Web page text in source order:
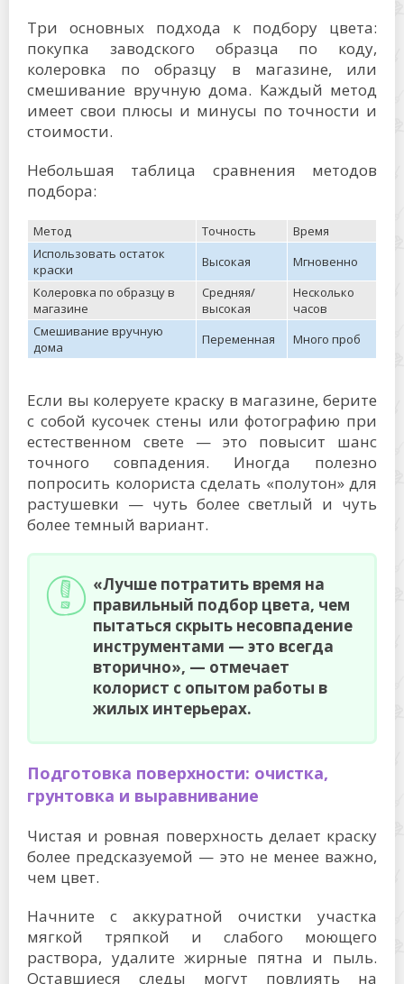
Три основных подхода к подбору цвета:
покупка заводского образца по коду,
колеровка по образцу в магазине, или
смешивание вручную дома. Каждый метод
имеет свои плюсы и минусы по точности и
стоимости.
Небольшая таблица сравнения методов
подбора:
Метод Точность
Время
Использовать остаток
краски
Высокая
Мгновенно
Колеровка по образцу в
магазине
Средняя/
высокая
Несколько
часов
Смешивание вручную
дома
Переменная Много проб
Если вы колеруете краску в магазине, берите
с собой кусочек стены или фотографию при
естественном свете — это повысит шанс
точного совпадения. Иногда полезно
попросить колориста сделать «полутон» для
растушевки — чуть более светлый и чуть
более темный вариант.
«Лучше потратить время на
правильный подбор цвета, чем
пытаться скрыть несовпадение
инструментами — это всегда
вторично», — отмечает
колорист с опытом работы в
жилых интерьерах.
Подготовка поверхности: очистка,
грунтовка и выравнивание
Чистая и ровная поверхность делает краску
более предсказуемой — это не менее важно,
чем цвет.
Начните с аккуратной очистки участка
мягкой тряпкой и слабого моющего
раствора, удалите жирные пятна и пыль.
Оставшиеся следы могут повлиять на